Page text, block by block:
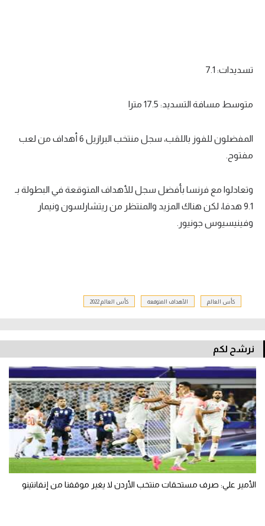
تسديدات: 7.1
متوسط مسافة التسديد: 17.5 مترا
المفضلون للفوز باللقب، سجل منتخب البرازيل 6 أهداف من لعب
مفتوح.
وتعادلوا مع فرنسا بأفضل سجل للأهداف المتوقعة في البطولة بـ
9.1 هدفا، لكن هناك المزيد والمنتظر من ريتشارلسون ونيمار
وفينيسيوس جونيور.
كأس العالم الأهداف المتوقعة كأس العالم 2022
نرشح لكم
الأمير علي: صرف مستحقات منتخب الأردن لا يغير موقفنا من إنفانتينو